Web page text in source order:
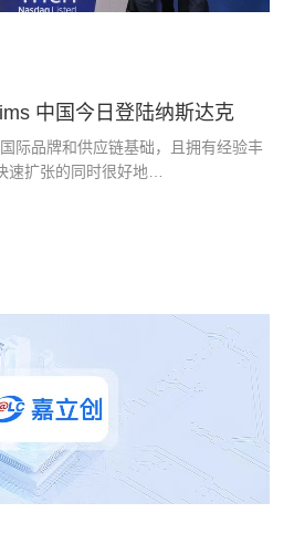
中国今日登陆纳斯达克
际品牌和供应链基础，且拥有经验丰
速扩张的同时很好地…